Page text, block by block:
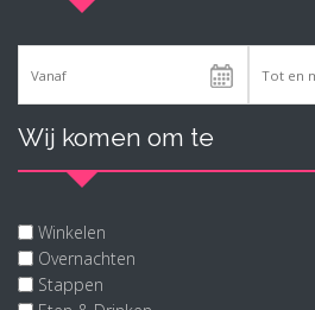
Wij komen om te
Winkelen
Overnachten
Stappen